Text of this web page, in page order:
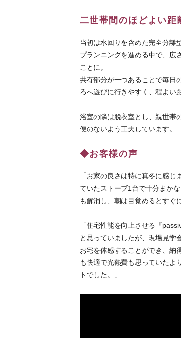
二世帯間のほどよい距
当初は水回りを含めた完全分離
プランニングを進める中で、広
ことに。
共有部分が一つあることで毎日
ろへ遊びに行きやすく、程よい
浴室の隣は脱衣室とし、親世帯
便のないよう工夫しています。
◆お客様の声
「お家の良さは特に真冬に感
ていたストーブ1台で十分まか
も解消し、朝は目覚めるとすぐ
「住宅性能を向上させる『
と思っていましたが、現場見学
お宅を体感することができ、納
も快適で光熱費も思っていたよ
トでした。」